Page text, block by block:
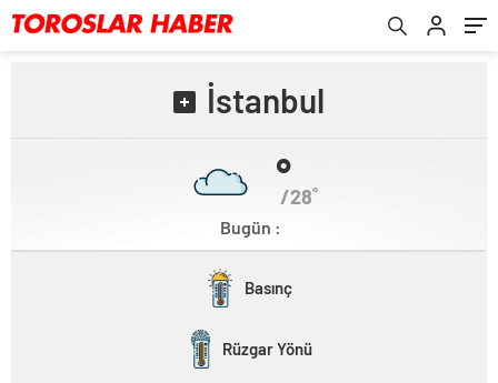
İstanbul
˚
/28˚
Bugün :
Basınç
Rüzgar Yönü